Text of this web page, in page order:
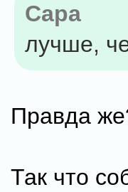
Capa
лучше,
Правда
Так что